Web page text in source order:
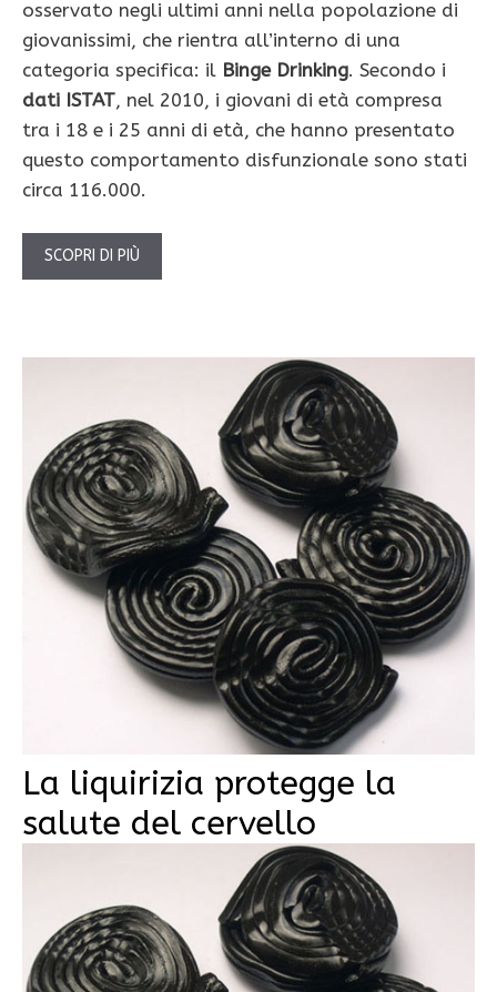
osservato negli ultimi anni nella popolazione di
giovanissimi, che rientra all’interno di una
categoria specifica: il Binge Drinking. Secondo i
dati ISTAT, nel 2010, i giovani di età compresa
tra i 18 e i 25 anni di età, che hanno presentato
questo comportamento disfunzionale sono stati
circa 116.000.
SCOPRI DI PIÙ
La liquirizia protegge la
salute del cervello